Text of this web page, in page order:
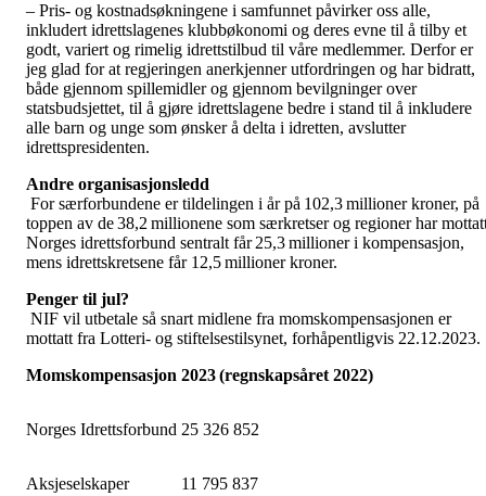
– Pris- og kostnadsøkningene i samfunnet påvirker oss alle,
inkludert idrettslagenes klubbøkonomi og deres evne til å tilby et
godt, variert og rimelig idrettstilbud til våre medlemmer. Derfor er
jeg glad for at regjeringen anerkjenner utfordringen og har bidratt,
både gjennom spillemidler og gjennom bevilgninger over
statsbudsjettet, til å gjøre idrettslagene bedre i stand til å inkludere
alle barn og unge som ønsker å delta i idretten, avslutter
idrettspresidenten.
Andre organisasjonsledd
For særforbundene er tildelingen i år på 102,3 millioner kroner, på
toppen av de 38,2 millionene som særkretser og regioner har
Norges idrettsforbund sentralt får 25,3 millioner i kompensasjon,
mens idrettskretsene får 12,5 millioner kroner.
Penger til jul?
NIF vil utbetale så snart midlene fra momskompensasjonen er
mottatt fra Lotteri- og stiftelsestilsynet, forhåpentligvis 22.12.2023.
Momskompensasjon 2023 (regnskapsåret 2022)
Norges Idrettsforbund 25 326 852
Aksjeselskaper 11 795 837